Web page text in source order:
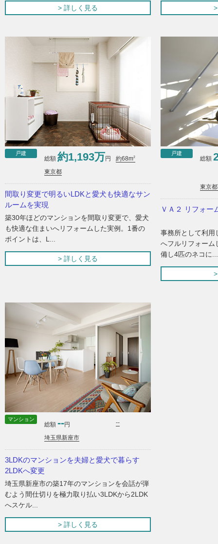
> 詳しく見る
戸建
総額 約1,193万円 約68m2
東京都
間取り変更で明るいLDKと愛犬も快適なサン
ルームを実現
築30年ほどのマンションを間取り変更で、愛犬
も快適な住まいへリフォームした実例。1番の
ポイントは、L...
> 詳しく見る
戸建
総額
東京
ＶＡ２ リフォー
事務所として利用
へフルリフォーム
備し4匹のネコに...
マンション
総額 --円 --
埼玉県新座市
3LDKのマンションを夫婦と愛犬で暮らす
2LDKへ変更
埼玉県新座市の築17年のマンションを会話が弾
むよう間仕切りを極力取り払い3LDKから2LDK
へスケル...
> 詳しく見る